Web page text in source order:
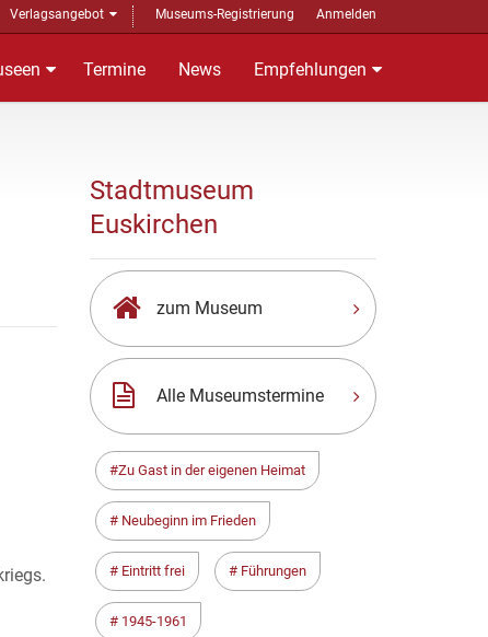
Verlagsangebot Museums-Registrierung Anmelden
Termine News Empfehlungen
Stadtmuseum
Euskirchen
zum Museum
Alle Museumstermine
Zu Gast in der eigenen Heimat
Neubeginn im Frieden
Eintritt frei Führungen
1945-1961